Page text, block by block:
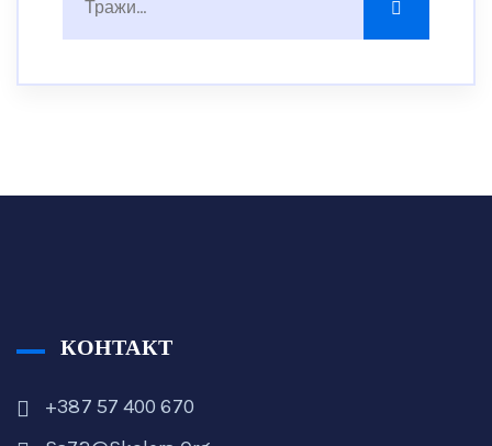
КОНТАКТ
+387 57 400 670